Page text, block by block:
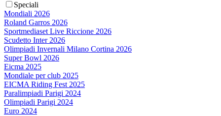
Speciali
Mondiali 2026
Roland Garros 2026
Sportmediaset Live Riccione 2026
Scudetto Inter 2026
Olimpiadi Invernali Milano Cortina 2026
Super Bowl 2026
Eicma 2025
Mondiale per club 2025
EICMA Riding Fest 2025
Paralimpiadi Parigi 2024
Olimpiadi Parigi 2024
Euro 2024